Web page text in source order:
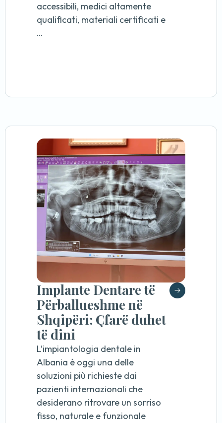
accessibili, medici altamente
qualificati, materiali certificati e
…
Implante Dentare të
Përballueshme në
Shqipëri: Çfarë duhet
të dini
L’impiantologia dentale in
Albania è oggi una delle
soluzioni più richieste dai
pazienti internazionali che
desiderano ritrovare un sorriso
fisso, naturale e funzionale